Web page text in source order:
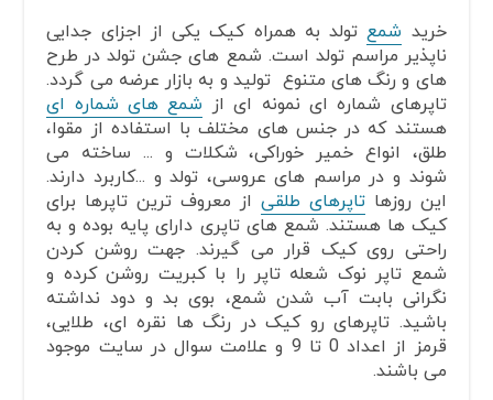
خرید شمعتولد به همراه کیک یکی از اجزای جدایی
ناپذیر مراسم تولد است. شمع های جشن تولد در طرح
های و رنگ های متنوع تولید و به بازار عرضه می گردد.
تاپرهای شماره ای نمونه ای از شمع های شماره ای
هستند که در جنس های مختلف با استفاده از مقوا،
طلق، انواع خمیر خوراکی، شکلات و ... ساخته می
شوند و در مراسم های عروسی، تولد و ...کاربرد دارند.
این روزهاتاپرهای طلقی از معروف ترین تاپرها برای
کیک ها هستند. شمع های تاپری دارای پایه بوده و به
راحتی روی کیک قرار می گیرند. جهت روشن کردن
شمع تاپر نوک شعله تاپر را با کبریت روشن کرده و
نگرانی بابت آب شدن شمع، بوی بد و دود نداشته
باشید. تاپرهای رو کیک در رنگ ها نقره ای، طلایی،
قرمز از اعداد 0 تا 9 و علامت سوال در سایت موجود
می باشند.